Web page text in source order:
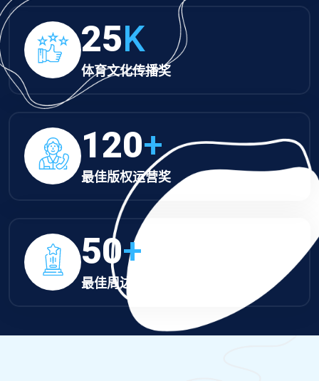
25K
体育文化传播奖
120+
最佳版权运营奖
50+
最佳周边设计奖